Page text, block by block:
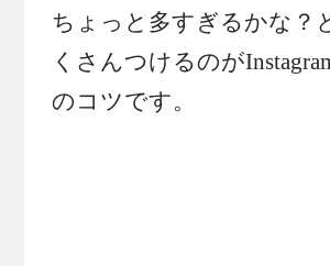
ちょっと多すぎるかな？
くさんつけるのが
のコツです。